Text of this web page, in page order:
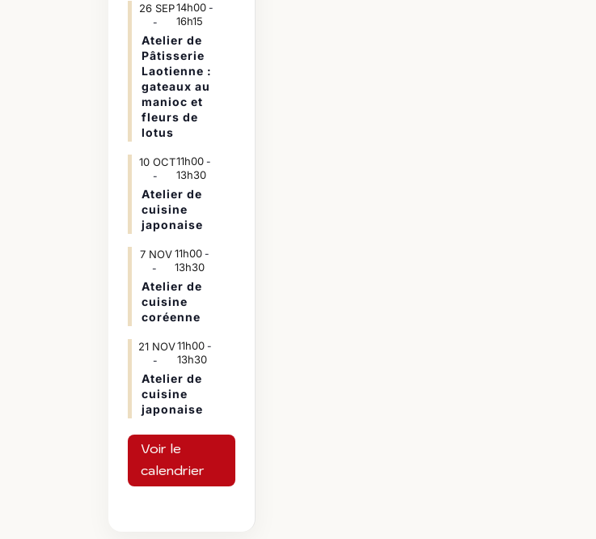
26 SEP14h00-
16h15
Atelier de
Pâtisserie
Laotienne :
gateaux au
manioc et
fleurs de
lotus
10 OCT11h00 -
13h30
Atelier de
cuisine
japonaise
7 NOV11h00-
13h30
Atelier de
cuisine
coréenne
21 NOV11h00-
13h30
Atelier de
cuisine
japonaise
Voir le
calendrier